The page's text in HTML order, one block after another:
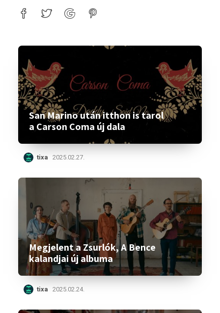
San Marino után itthon is tarol
a Carson Coma új dala
tixa 2025.02.27.
Megjelent a Zsurlók, A Bence
kalandjai új albuma
tixa 2025.02.24.